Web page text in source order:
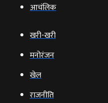
आचंलिक
खरी-खरी
मनोरंजन
खेल
राजनीति